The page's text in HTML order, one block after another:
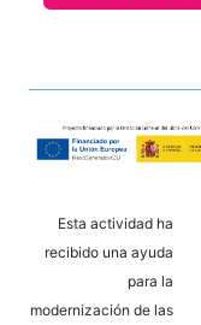
Esta actividad ha
recibido una ayuda
para la
modernización de las